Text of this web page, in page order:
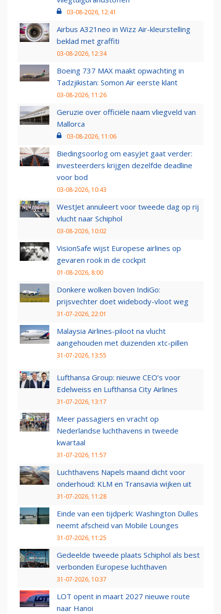
03-08-2026, 12:41
Airbus A321neo in Wizz Air-kleurstelling
beklad met graffiti
03-08-2026, 12:34
Boeing 737 MAX maakt opwachting in
Tadzjikistan: Somon Air eerste klant
03-08-2026, 11:26
Geruzie over officiële naam vliegveld van
Mallorca
03-08-2026, 11:06
Biedingsoorlog om easyJet gaat verder:
investeerders krijgen dezelfde deadline
voor bod
03-08-2026, 10:43
WestJet annuleert voor tweede dag op rij
vlucht naar Schiphol
03-08-2026, 10:02
VisionSafe wijst Europese airlines op
gevaren rook in de cockpit
01-08-2026, 8:00
Donkere wolken boven IndiGo:
prijsvechter doet widebody-vloot weg
31-07-2026, 22:01
Malaysia Airlines-piloot na vlucht
aangehouden met duizenden xtc-pillen
31-07-2026, 13:55
Lufthansa Group: nieuwe CEO’s voor
Edelweiss en Lufthansa City Airlines
31-07-2026, 13:17
Meer passagiers en vracht op
Nederlandse luchthavens in tweede
kwartaal
31-07-2026, 11:57
Luchthavens Napels maand dicht voor
onderhoud: KLM en Transavia wijken uit
31-07-2026, 11:28
Einde van een tijdperk: Washington Dulles
neemt afscheid van Mobile Lounges
31-07-2026, 11:25
Gedeelde tweede plaats Schiphol als best
verbonden Europese luchthaven
31-07-2026, 10:37
LOT opent in maart 2027 nieuwe route
naar Hanoi